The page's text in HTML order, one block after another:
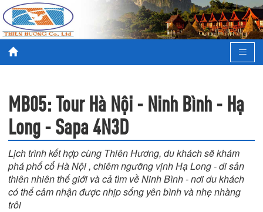
MB05: Tour Hà Nội - Ninh Bình - Hạ
Long - Sapa 4N3D
Lịch trình kết hợp cùng Thiên Hương, du khách sẽ khám
phá phố cổ Hà Nội , chiêm ngưỡng vịnh Hạ Long - di sản
thiên nhiên thế giới và cả tìm về Ninh Bình - nơi du khách
có thể cảm nhận được nhịp sống yên bình và nhẹ nhàng
trôi